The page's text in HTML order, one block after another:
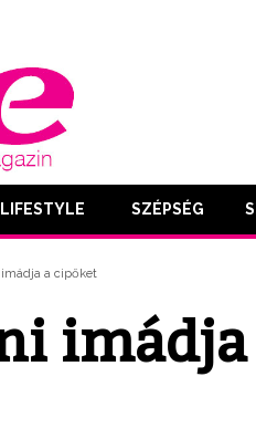
SZÉPSÉG
a cipőket